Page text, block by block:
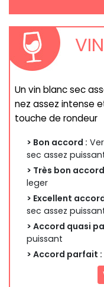
Un vin blanc sec
nez assez intense
touche de rondeur
> Bon accord :
sec assez
> Très bon
leger
> Excellent
sec assez
> Accord quasi
puissant
> Accord parfait :